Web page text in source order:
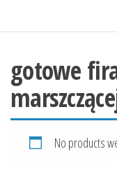
gotowe
No products